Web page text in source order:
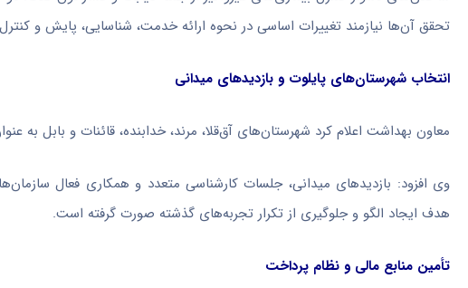
تحقق آن‌ها نیازمند تغییرات اساسی در نحوه ارائه خدمت، شناسایی، پایش و
انتخاب شهرستان‌های پایلوت و بازدیدهای میدانی
معاون بهداشت اعلام کرد شهرستان‌های آق‌قلا، مرند، خدابنده، قائنات و بابل
هدف ایجاد الگو و جلوگیری از تکرار تجربه‌های گذشته صورت گرفته است.
تأمین منابع مالی و نظام پرداخت